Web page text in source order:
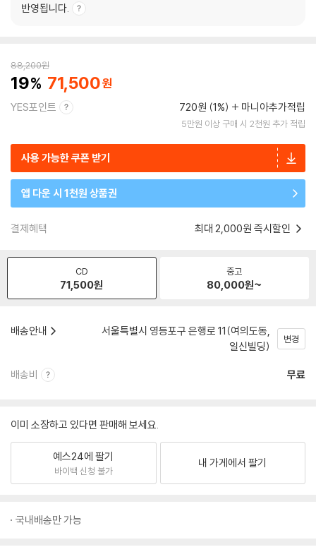
반영됩니다.
88,200원
19 71,500
YES포인트 720원 (1%) 마니아추가적립
5만원 이상 구매 시 2천원 추가 적립
사용 가능한 쿠폰 받기
앱 다운 시 1천원 상품권
결제혜택 최대 2,000원 즉시할인
CD
71,500원
중고
80,000원~
배송안내
서울특별시 영등포구 은행로 11(여의도동,
일신빌딩)
변경
배송비 무료
이미 소장하고 있다면 판매해 보세요.
예스24에 팔기
바이백 신청 불가
내 가게에서 팔기
국내배송만 가능